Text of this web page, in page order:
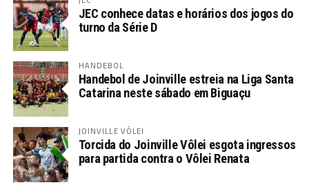
JEC conhece datas e horários dos jogos do
turno da Série D
HANDEBOL
Handebol de Joinville estreia na Liga Santa
Catarina neste sábado em Biguaçu
JOINVILLE VÔLEI
Torcida do Joinville Vôlei esgota ingressos
para partida contra o Vôlei Renata